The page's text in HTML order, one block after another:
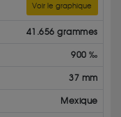
Voir le graphique
41.656 grammes
900 ‰
37 mm
Mexique